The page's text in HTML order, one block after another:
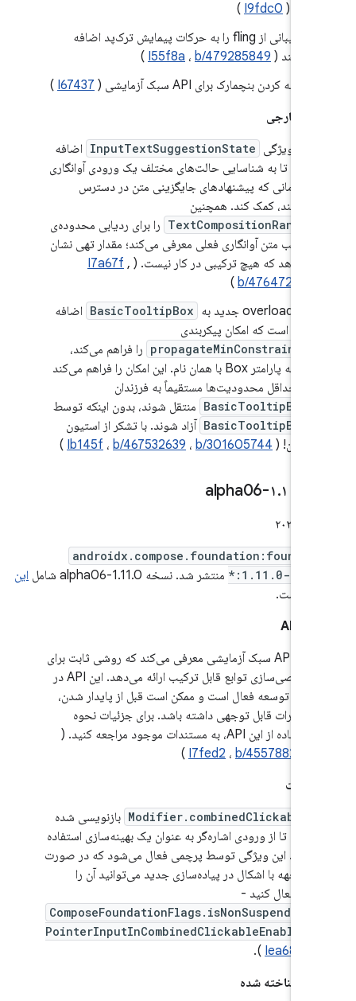
I9fdc0
)
پشتیبانی از fling را به حرکات پیمایش ترک‌پد اضافه
I55f8a،b/479285849
)
اضافه کردن بنچمارک برای API سبک آزمایشی (
I67437
)
InputTextSuggestionState اضافه
کنید تا به شناسایی حالت‌های مختلف یک ورودی آوانگاری
در زمانی که پیشنهادهای جایگزینی متن در دسترس
هستند، کمک کند. همچنین
TextCompositionRange را برای ردیابی محدوده‌ی
ترکیب متن آوانگاری فعلی معرفی می‌کند؛ مقدار تهی نشان
می‌دهد که هیچ ترکیبی در کار نیست. ( I7a67f,
b/476472318
)
BasicTooltipBox اضافه
شده است که امکان پیکربندی
propagateMinConstraints را فراهم می‌کند،
مشابه پارامتر Box با همان نام. این امکان را فراهم می‌کند
که حداقل محدودیت‌ها مستقیماً به فرزندان
BasicTooltipBox منتقل شوند، بدون اینکه توسط
BasicTooltipBox آزاد شوند. با تشکر از استیون
Ib145f،b/467532639،b/301605744
)
*:1.11.0-منتشر شد. نسخه 1.11.0-alpha06 شامل
این
یک API سبک آزمایشی معرفی می‌کند که روشی ثابت برای
شخصی‌سازی توابع قابل ترکیب ارائه می‌دهد. این API در
حال توسعه فعال است و ممکن است قبل از پایدار شدن،
تغییرات قابل توجهی داشته باشد. برای جزئیات نحوه
استفاده از این API، به مستندات موجود مراجعه کنید. (
I7fed2،b/455788242
)
Modifier.combinedClickable بازنویسی شده
است تا از ورودی اشاره‌گر به عنوان یک بهینه‌سازی استفاده
نکند. این ویژگی توسط پرچمی فعال می‌شود که در صورت
مواجهه با اشکال در پیاده‌سازی جدید می‌توانید آن را
غیرفعال کنید -
ComposeFoundationFlags.isNonSuspending
PointerInputInCombinedClickableEnabled
شناخته شده